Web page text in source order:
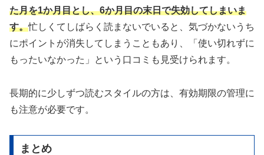
た月を1か月目とし、6か月目の末日で失効してしまいま
す。忙しくてしばらく読まないでいると、気づかないうち
にポイントが消失してしまうこともあり、「使い切れずに
もったいなかった」という口コミも見受けられます。
長期的に少しずつ読むスタイルの方は、有効期限の管理に
も注意が必要です。
まとめ